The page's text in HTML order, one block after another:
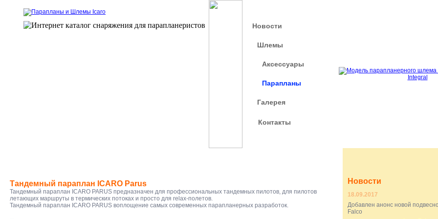
Новости
Шлемы
Аксессуары
Парапланы
Галерея
Контакты
Тандемный параплан ICARO Parus
Тандемный параплан ICARO PARUS предназначен для профессиональных тандемных пилотов, для пилотов
летающих маршруты в термических потоках и просто для relax-полетов.
Тандемный параплан ICARO PARUS воплощение самых современных парапланерных разработок.
Новости
18.09.2017
Добавлен анонс новой
Falco